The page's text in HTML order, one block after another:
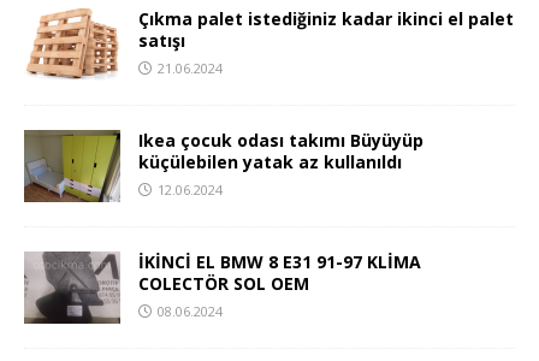
Çıkma palet istediğiniz kadar ikinci el palet
satışı
21.06.2024
Ikea çocuk odası takımı Büyüyüp
küçülebilen yatak az kullanıldı
12.06.2024
İKİNCİ EL BMW 8 E31 91-97 KLİMA
COLECTÖR SOL OEM
08.06.2024